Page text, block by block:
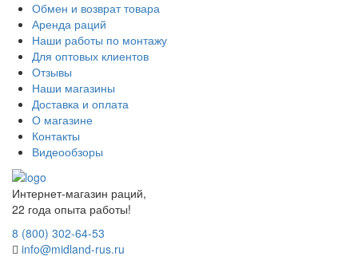
Обмен и возврат товара
Аренда раций
Наши работы по монтажу
Для оптовых клиентов
Отзывы
Наши магазины
Доставка и оплата
О магазине
Контакты
Видеообзоры
Интернет-магазин раций,
22 года опыта работы!
8 (800) 302-64-53
info@midland-rus.ru